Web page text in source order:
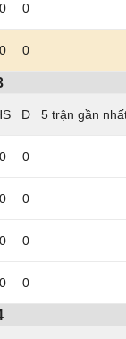
0 0
0 0
5 trận gần
0 0
0 0
0 0
0 0